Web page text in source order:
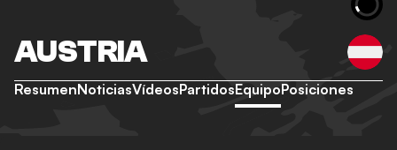
AUSTRIA
ResumenNoticiasVídeosPartidosEquipoPosiciones